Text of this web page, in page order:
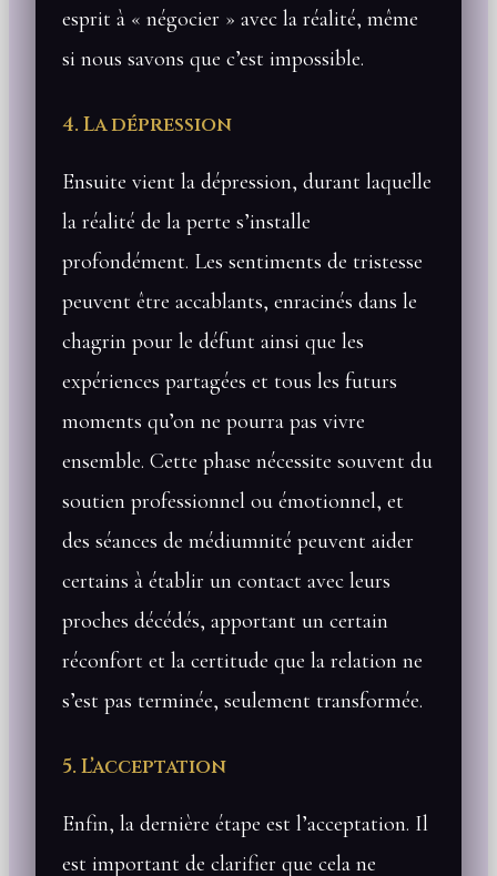
esprit à « négocier » avec la réalité, même
si nous savons que c’est impossible.
4. La dépression
Ensuite vient la dépression, durant laquelle
la réalité de la perte s’installe
profondément. Les sentiments de tristesse
peuvent être accablants, enracinés dans le
chagrin pour le défunt ainsi que les
expériences partagées et tous les futurs
moments qu’on ne pourra pas vivre
ensemble. Cette phase nécessite souvent du
soutien professionnel ou émotionnel, et
des séances de médiumnité peuvent aider
certains à établir un contact avec leurs
proches décédés, apportant un certain
réconfort et la certitude que la relation ne
s’est pas terminée, seulement transformée.
5. L’acceptation
Enfin, la dernière étape est l’acceptation. Il
est important de clarifier que cela ne